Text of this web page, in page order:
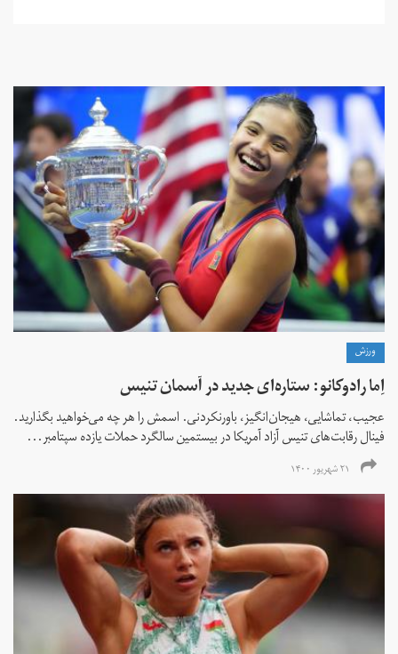
ورزش
اِما رادوکانو: ستاره‌ای جدید در آسمان تنیس
عجیب، تماشایی، هیجان‌انگیز، باورنکردنی. اسمش را هر چه می‌خواهید بگذارید.
فینال رقابت‌های تنیس آزاد آمریکا در بیستمین سالگرد حملات یازده سپتامبر...
۲۱ شهریور ۱۴۰۰